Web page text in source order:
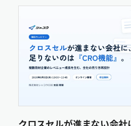
クロスセルが進まない会